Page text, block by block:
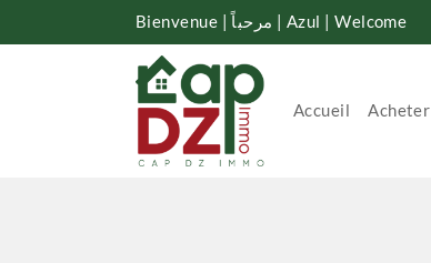
Bienvenue | مرحباً | Azul | Welcome
Accueil Acheter